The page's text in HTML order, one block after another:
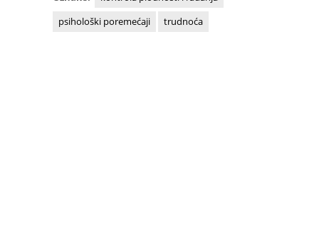
psihološki poremećaji
trudnoća